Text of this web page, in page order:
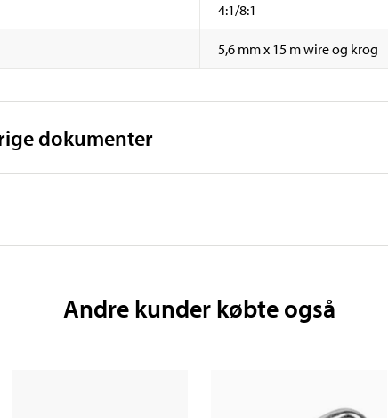
4:1/8:1
5,6 mm x 15 m wire og krog
dokumenter
Andre kunder købte også